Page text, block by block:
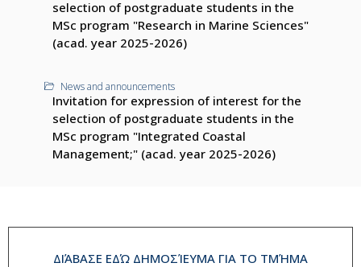
selection of postgraduate students in the
MSc program "Research in Marine Sciences"
(acad. year 2025-2026)
News and announcements
Invitation for expression of interest for the
selection of postgraduate students in the
MSc program "Integrated Coastal
Management;" (acad. year 2025-2026)
ΔΙΆΒΑΣΕ ΕΔΏ ΔΗΜΟΣΊΕΥΜΑ ΓΙΑ ΤΟ ΤΜΉΜΑ